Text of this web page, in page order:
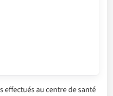
effectués au centre de santé